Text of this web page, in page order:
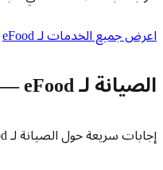
اعرض جميع الخدمات لـ eFood
الصيانة لـ eFood — الأسئلة الشائعة
إجابات سريعة حول الصيانة لـ eFood مع AllsWeb. تحتاج شيئًا محددًا؟ تحدث إلى فريقنا.